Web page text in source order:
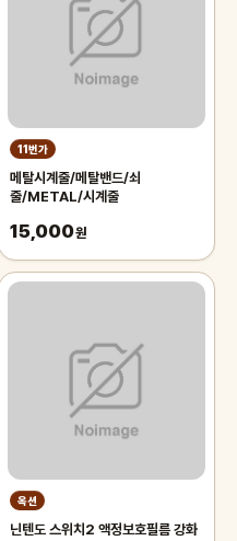
11번가
메탈시계줄/메탈밴드/쇠
줄/METAL/시계줄
15,000원
옥션
닌텐도 스위치2 액정보호필름 강화